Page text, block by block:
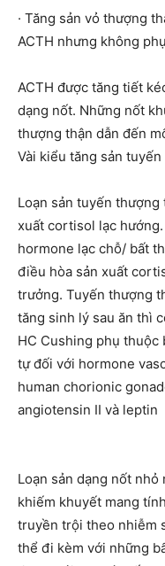
· Tăng sản vỏ thượng
ACTH nhưng không
ACTH được tăng tiết
dạng nốt. Những nốt
thượng thận dẫn đến
Vài kiểu tăng sản
Loạn sản tuyến
xuất cortisol lạc
hormone lạc chỗ/ bất
điều hòa sản xuất
trưởng. Tuyến thượng
tăng sinh lý sau ăn thì
HC Cushing phụ thuộc
tự đối với hormone
human chorionic
angiotensin II và leptin
Loạn sản dạng nốt
khiếm khuyết mang
truyền trội theo nhiễm
thể đi kèm với những